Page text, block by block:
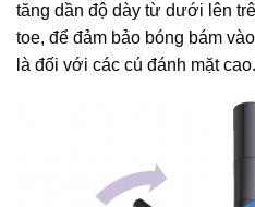
tăng dần độ dày từ dưới lên
toe, để đảm bảo bóng bám
là đối với các cú đánh mặt cao.